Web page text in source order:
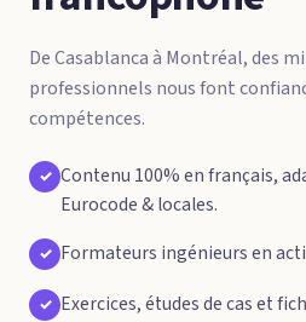
De Casablanca à Montréal, des
professionnels nous font
compétences.
✓ Contenu 100% en français,
Eurocode & locales.
✓ Formateurs ingénieurs en
✓ Exercices, études de cas et